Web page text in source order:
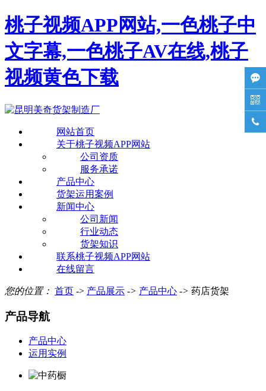
桃子视频APP网站,一色桃子中
文字幕,一色桃子AV在线,桃子
视频黄色下载
网站首页
关于桃子视频APP网站
公司资质
服务承诺
产品中心
货架运用案例
新闻中心
公司新闻
行业动态
货架知识
联系桃子视频APP网站
在线留言
您的位置： 首页 -> 产品展示 -> 产品中心 -> 药店货架
产品导航
产品中心
运用实例


